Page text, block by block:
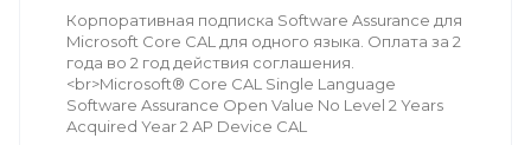
Корпоративная подписка Software Assurance для
Microsoft Core CAL для одного языка. Оплата за 2
года во 2 год действия соглашения.
<br>Microsoft® Core CAL Single Language
Software Assurance Open Value No Level 2 Years
Acquired Year 2 AP Device CAL